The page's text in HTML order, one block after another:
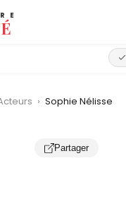
› Sophie Nélisse
Partager